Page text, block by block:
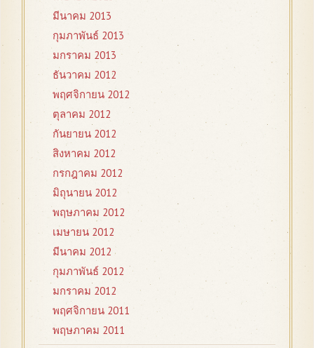
มีนาคม 2013
กุมภาพันธ์ 2013
มกราคม 2013
ธันวาคม 2012
พฤศจิกายน 2012
ตุลาคม 2012
กันยายน 2012
สิงหาคม 2012
กรกฎาคม 2012
มิถุนายน 2012
พฤษภาคม 2012
เมษายน 2012
มีนาคม 2012
กุมภาพันธ์ 2012
มกราคม 2012
พฤศจิกายน 2011
พฤษภาคม 2011